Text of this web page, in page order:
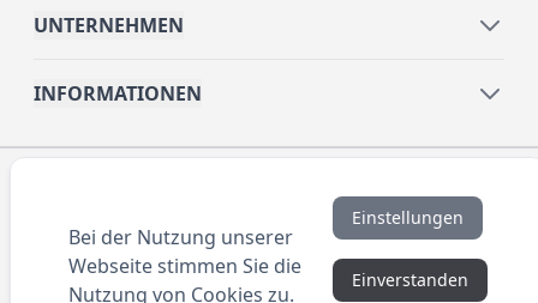
UNTERNEHMEN
INFORMATIONEN
Preisangaben sind Nettopreise zzgl. MwSt. und Versand.
Kein Privatverkauf. Unser Angebot richtet sich
ausschließlich an Unternehmen, Gewerbetreibende und
Freiberufler.
Bei der Nutzung unserer
Webseite stimmen Sie die
Nutzung von Cookies zu.
Einstellungen
Einverstanden